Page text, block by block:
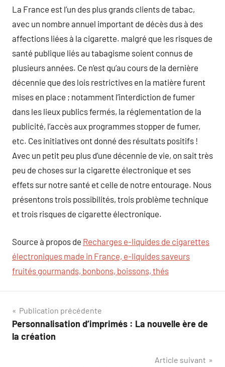
La France est l’un des plus grands clients de tabac,
avec un nombre annuel important de décès dus à des
affections liées à la cigarette. malgré que les risques de
santé publique liés au tabagisme soient connus de
plusieurs années. Ce n’est qu’au cours de la dernière
décennie que des lois restrictives en la matière furent
mises en place ; notamment l’interdiction de fumer
dans les lieux publics fermés, la réglementation de la
publicité, l’accès aux programmes stopper de fumer,
etc. Ces initiatives ont donné des résultats positifs !
Avec un petit peu plus d’une décennie de vie, on sait très
peu de choses sur la cigarette électronique et ses
effets sur notre santé et celle de notre entourage. Nous
présentons trois possibilités, trois problème technique
et trois risques de cigarette électronique.
Source à propos de Recharges e-liquides de cigarettes
électroniques made in France, e-liquides saveurs
fruités gourmands, bonbons, boissons, thés
Navigation
de
Publication précédente
Personnalisation d’imprimés : La nouvelle ère de
la création
Article suivant